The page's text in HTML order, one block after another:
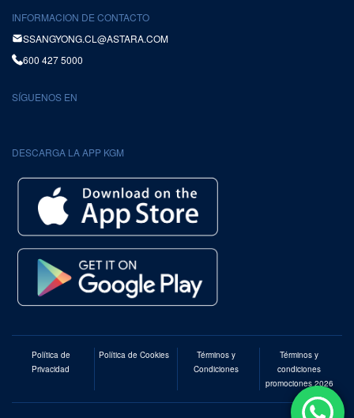
INFORMACION DE CONTACTO
SSANGYONG.CL@ASTARA.COM
600 427 5000
SÍGUENOS EN
DESCARGA LA APP KGM
Política de
Privacidad
Política de Cookies
Términos y
Condiciones
Términos y
condiciones
promociones 2026